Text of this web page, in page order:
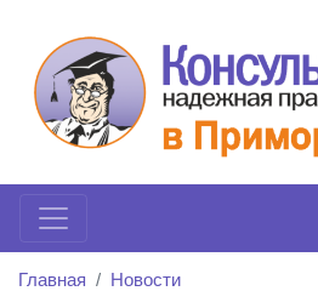
Главная
Новости